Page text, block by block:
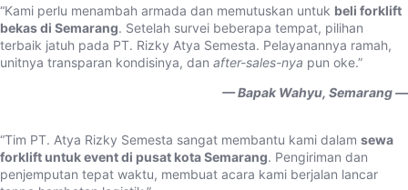
“Kami perlu menambah armada dan memutuskan untuk beli forklift
bekas di Semarang. Setelah survei beberapa tempat, pilihan
terbaik jatuh pada PT. Rizky Atya Semesta. Pelayanannya ramah,
unitnya transparan kondisinya, dan after-sales-nya pun oke.”
— Bapak Wahyu, Semarang —
“Tim PT. Atya Rizky Semesta sangat membantu kami dalam sewa
forklift untuk event di pusat kota Semarang. Pengiriman dan
penjemputan tepat waktu, membuat acara kami berjalan lancar